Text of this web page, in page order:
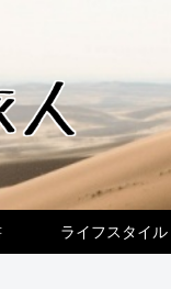
ライフスタイル